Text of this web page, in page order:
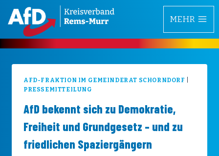
Inhalt
springen
MEHR
AFD-FRAKTION IM GEMEINDERAT SCHORNDORF
PRESSEMITTEILUNG
AfD bekennt sich zu Demokratie,
Freiheit und Grundgesetz – und zu
friedlichen Spaziergängern